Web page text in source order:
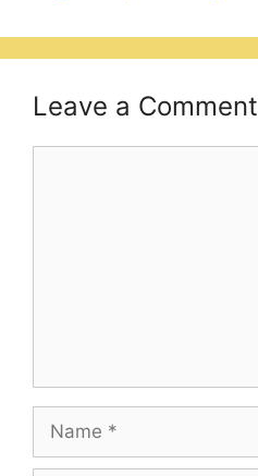
Leave a Comment
Name